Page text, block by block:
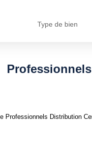
Type de bien
Distribution